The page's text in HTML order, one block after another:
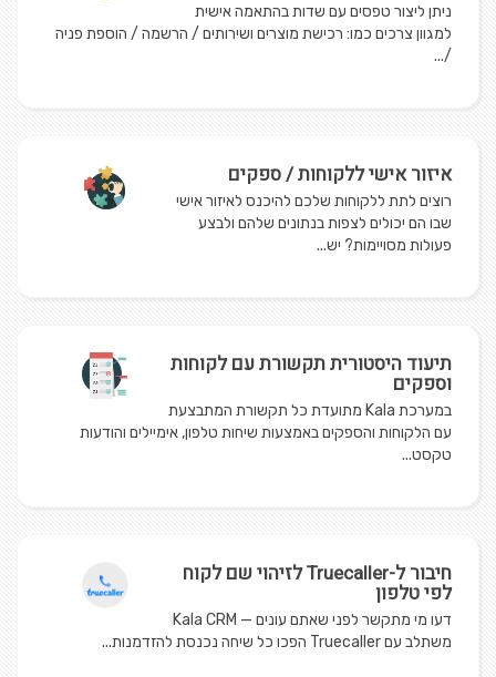
ניתן ליצור טפסים עם שדות בהתאמה אישית
למגוון צרכים כמו: רכישת מוצרים ושירותים / הרשמה / הוספת פניה
/...
איזור אישי ללקוחות / ספקים
רוצים לתת ללקוחות שלכם להיכנס לאיזור אישי
שבו הם יכולים לצפות בנתונים שלהם ולבצע
פעולות מסויימות? יש...
תיעוד היסטורית תקשורת עם לקוחות
וספקים
במערכת Kala מתועדת כל תקשורת המתבצעת
עם הלקוחות והספקים באמצעות שיחות טלפון, אימיילים והודעות
טקסט...
חיבור ל-Truecaller לזיהוי שם לקוח
לפי טלפון
דעו מי מתקשר לפני שאתם עונים — Kala CRM
משתלב עם Truecaller הפכו כל שיחה נכנסת להזדמנות...